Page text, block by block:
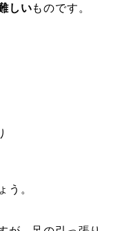
しいものです。
う。